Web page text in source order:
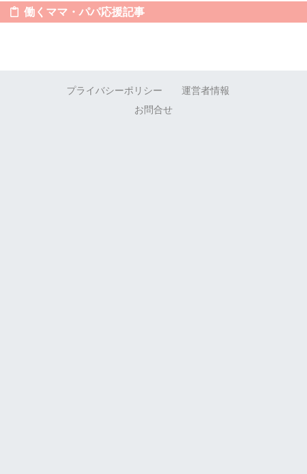
働くママ・パパ応援記事
プライバシーポリシー
運営者情報
お問合せ